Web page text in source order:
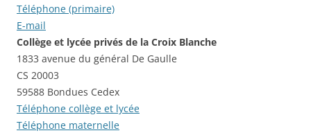
Téléphone (primaire)
E-mail
Collège et lycée privés de la Croix Blanche
1833 avenue du général De Gaulle
CS 20003
59588 Bondues Cedex
Téléphone collège et lycée
Téléphone maternelle